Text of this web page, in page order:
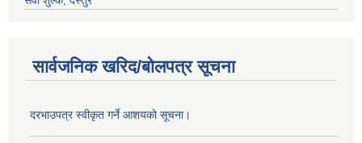
सार्वजनिक खरिद/बोलपत्र सूचना
दरभाउपत्र स्वीकृत गर्ने आशयको सूचना।